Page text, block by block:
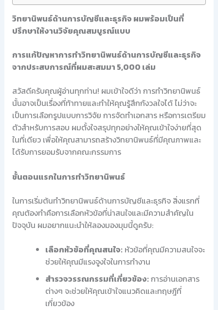
วิทยานิพนธ์ด้านการบัญชีและธุรกิจ ผมพร้อมเป็นที่
ปรึกษาให้งานวิจัยคุณสมบูรณ์แบบ
การแก้ปัญหาการทำวิทยานิพนธ์ด้านการบัญชีและธุรกิจ
จากประสบการณ์ที่ผมสะสมมา 5,000 เล่ม
สวัสดีครับคุณผู้อ่านทุกท่าน! ผมเข้าใจดีว่า การทำวิทยานิพนธ์
นั้นอาจเป็นเรื่องที่ท้าทายและทำให้คุณรู้สึกกังวลใจได้ ไม่ว่าจะ
เป็นการเลือกรูปแบบการวิจัย การจัดทำเอกสาร หรือการเตรียม
ตัวสำหรับการสอบ ผมตั้งใจสรุปทุกอย่างให้คุณเข้าใจง่ายที่สุด
ในที่เดียว เพื่อให้คุณสามารถสร้างวิทยานิพนธ์ที่มีคุณภาพและ
ได้รับการยอมรับจากคณะกรรมการ
ขั้นตอนแรกในการทำวิทยานิพนธ์
ในการเริ่มต้นทำวิทยานิพนธ์ด้านการบัญชีและธุรกิจ สิ่งแรกที่
คุณต้องทำคือการเลือกหัวข้อที่น่าสนใจและมีความสำคัญใน
ปัจจุบัน ผมอยากแนะนำให้ลองมองมุมนี้ดูครับ:
เลือกหัวข้อที่คุณสนใจ: หัวข้อที่คุณมีความสนใจจะ
ช่วยให้คุณมีแรงจูงใจในการทำงาน
สำรวจวรรณกรรมที่เกี่ยวข้อง: การอ่านเอกสาร
ต่างๆ จะช่วยให้คุณเข้าใจแนวคิดและทฤษฎีที่
เกี่ยวข้อง